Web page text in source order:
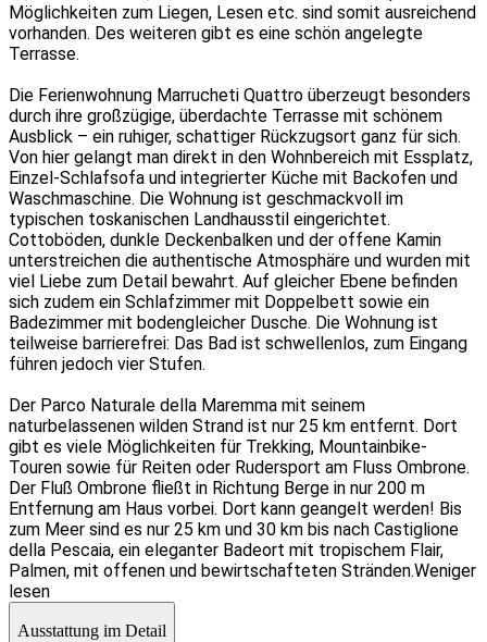
Möglichkeiten zum Liegen, Lesen etc. sind somit ausreichend
vorhanden. Des weiteren gibt es eine schön angelegte
Terrasse.
Die Ferienwohnung Marrucheti Quattro überzeugt besonders
durch ihre großzügige, überdachte Terrasse mit schönem
Ausblick – ein ruhiger, schattiger Rückzugsort ganz für sich.
Von hier gelangt man direkt in den Wohnbereich mit Essplatz,
Einzel-Schlafsofa und integrierter Küche mit Backofen und
Waschmaschine. Die Wohnung ist geschmackvoll im
typischen toskanischen Landhausstil eingerichtet.
Cottoböden, dunkle Deckenbalken und der offene Kamin
unterstreichen die authentische Atmosphäre und wurden mit
viel Liebe zum Detail bewahrt. Auf gleicher Ebene befinden
sich zudem ein Schlafzimmer mit Doppelbett sowie ein
Badezimmer mit bodengleicher Dusche. Die Wohnung ist
teilweise barrierefrei: Das Bad ist schwellenlos, zum Eingang
führen jedoch vier Stufen.
Der Parco Naturale della Maremma mit seinem
naturbelassenen wilden Strand ist nur 25 km entfernt. Dort
gibt es viele Möglichkeiten für Trekking, Mountainbike-
Touren sowie für Reiten oder Rudersport am Fluss Ombrone.
Der Fluß Ombrone fließt in Richtung Berge in nur 200 m
Entfernung am Haus vorbei. Dort kann geangelt werden! Bis
zum Meer sind es nur 25 km und 30 km bis nach Castiglione
della Pescaia, ein eleganter Badeort mit tropischem Flair,
Palmen, mit offenen und bewirtschafteten Stränden.Weniger
lesen
Ausstattung im Detail